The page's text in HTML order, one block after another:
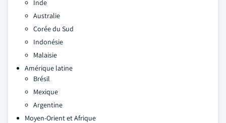
Inde
Australie
Corée du Sud
Indonésie
Malaisie
Amérique latine
Brésil
Mexique
Argentine
Moyen-Orient et Afrique